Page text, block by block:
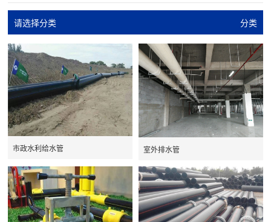
请选择分类 分类
市政水利给水管 室外排水管